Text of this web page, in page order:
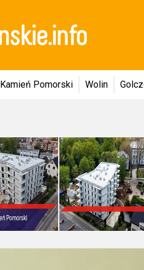
Kamień Pomorski Wolin